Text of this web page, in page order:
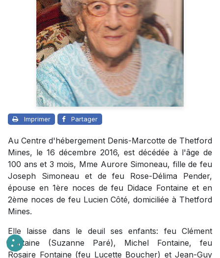
Imprimer Partager
Au Centre d'hébergement Denis-Marcotte de Thetford
Mines, le 16 décembre 2016, est décédée à l'âge de
100 ans et 3 mois, Mme Aurore Simoneau, fille de feu
Joseph Simoneau et de feu Rose-Délima Pender,
épouse en 1ère noces de feu Didace Fontaine et en
2ème noces de feu Lucien Côté, domiciliée à Thetford
Mines.
Elle laisse dans le deuil ses enfants: feu Clément
Fontaine (Suzanne Paré), Michel Fontaine, feu
Rosaire Fontaine (feu Lucette Boucher) et Jean-Guy